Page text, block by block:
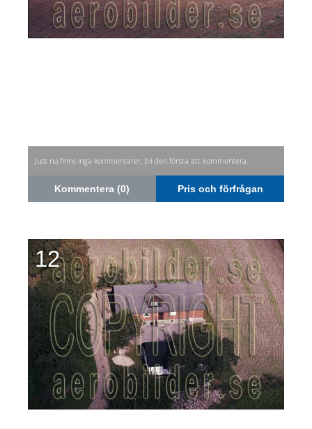
Just nu finns inga kommentarer, bli den första att kommentera.
Kommentera (0) Pris och förfrågan
12